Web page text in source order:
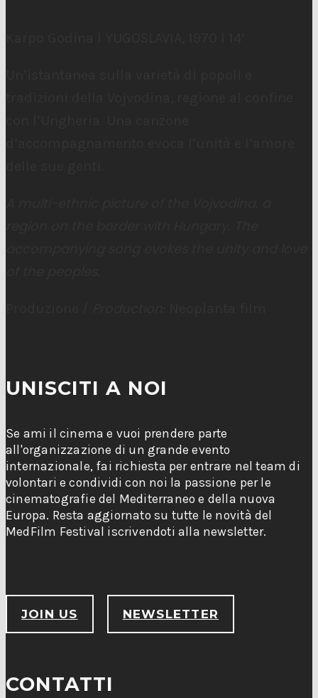
UNISCITI A NOI
Se ami il cinema e vuoi prendere parte
all'organizzazione di un grande evento
internazionale, fai richiesta per entrare nel team di
volontari e condividi con noi la passione per le
cinematografie del Mediterraneo e della nuova
Europa. Resta aggiornato su tutte le novità del
MedFilm Festival iscrivendoti alla newsletter.
JOIN US NEWSLETTER
CONTATTI